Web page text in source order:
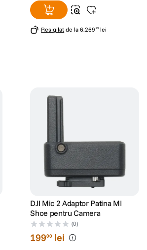
Resigilat de la 6.269 99 lei
DJI Mic 2 Adaptor Patina MI
Shoe pentru Camera
(0)
19900 lei